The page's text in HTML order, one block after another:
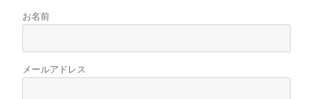
お名前
メールアドレス